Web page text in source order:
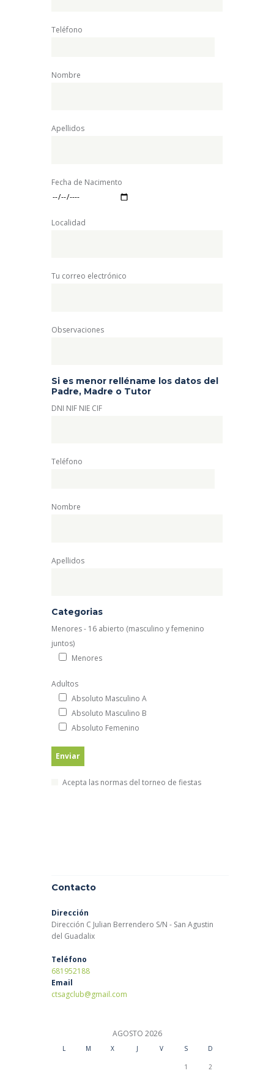
Teléfono
Nombre
Apellidos
Fecha de Nacimento
Localidad
Tu correo electrónico
Observaciones
Si es menor relléname los datos del
Padre, Madre o Tutor
DNI NIF NIE CIF
Teléfono
Nombre
Apellidos
Categorias
Menores - 16 abierto (masculino y femenino
juntos)
Menores
Adultos
Absoluto Masculino A
Absoluto Masculino B
Absoluto Femenino
Acepta las normas del torneo de fiestas
Contacto
Dirección
Dirección C Julian Berrendero S/N - San Agustin
del Guadalix
Teléfono
681952188
Email
ctsagclub@gmail.com
AGOSTO 2026
L M X J V S D
1 2